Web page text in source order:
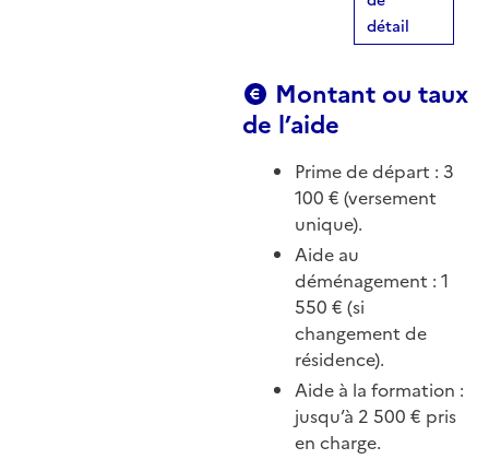
détail
Montant ou taux
de l’aide
Prime de départ : 3
100 € (versement
unique).
Aide au
déménagement : 1
550 € (si
changement de
résidence).
Aide à la formation :
jusqu’à 2 500 € pris
en charge.